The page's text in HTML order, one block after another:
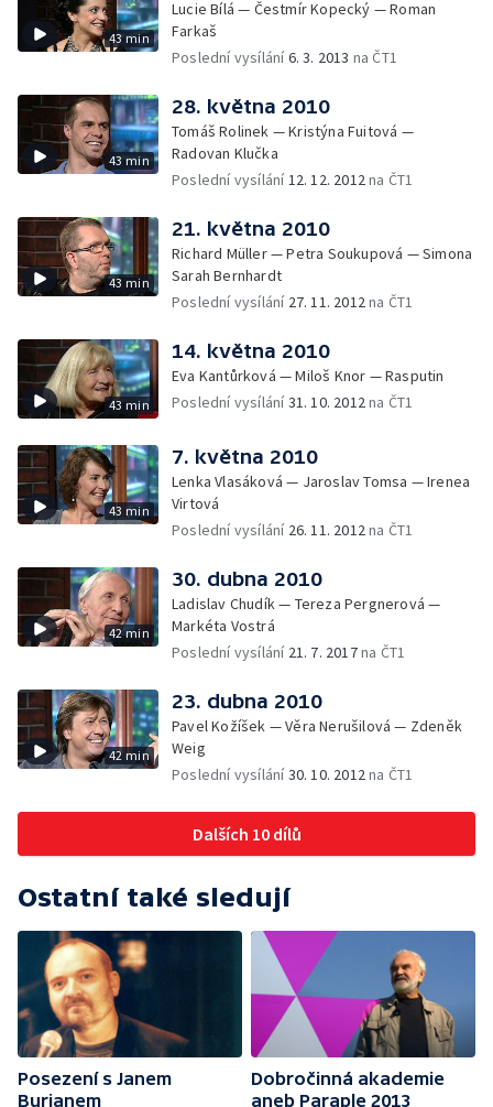
43 min
Lucie Bílá — Čestmír Kopecký — Roman
Farkaš
Poslední vysílání6. 3. 2013 na ČT1
43 min
28. května 2010
Tomáš Rolinek — Kristýna Fuitová —
Radovan Klučka
Poslední vysílání12. 12. 2012na ČT1
43 min
21. května 2010
Richard Müller — Petra Soukupová — Simona
Sarah Bernhardt
Poslední vysílání 27. 11. 2012na ČT1
43 min
14. května 2010
Eva Kantůrková — Miloš Knor — Rasputin
Poslední vysílání31. 10. 2012na ČT1
43 min
7. května 2010
Lenka Vlasáková — Jaroslav Tomsa — Irenea
Virtová
Poslední vysílání 26. 11. 2012na ČT1
42 min
30. dubna 2010
Ladislav Chudík — Tereza Pergnerová —
Markéta Vostrá
Poslední vysílání 21. 7. 2017na ČT1
42 min
23. dubna 2010
Pavel Kožíšek — Věra Nerušilová — Zdeněk
Weig
Poslední vysílání30. 10. 2012na ČT1
Dalších 10 dílů
Ostatní také sledují
Posezení s Janem
Burianem
Dobročinná akademie
aneb Paraple 2013